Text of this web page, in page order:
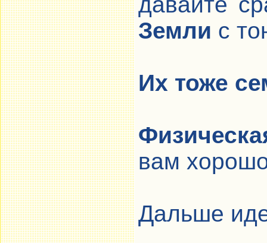
Земли с
Их тоже
вам
Дальше